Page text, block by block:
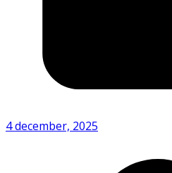
4 december, 2025